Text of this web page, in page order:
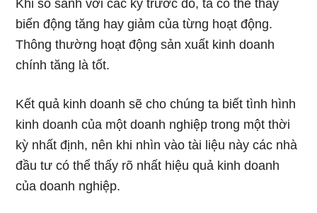
Khi so sánh với các kỳ trước đó, ta có thể thấy
biến động tăng hay giảm của từng hoạt động.
Thông thường hoạt động sản xuất kinh doanh
chính tăng là tốt.
Kết quả kinh doanh sẽ cho chúng ta biết tình hình
kinh doanh của một doanh nghiệp trong một thời
kỳ nhất định, nên khi nhìn vào tài liệu này các nhà
đầu tư có thể thấy rõ nhất hiệu quả kinh doanh
của doanh nghiệp.